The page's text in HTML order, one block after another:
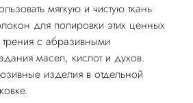
мягкую и чистую ткань
для полировки этих ценных
трения с абразивными
масел, кислот и духов.
изделия в отдельной